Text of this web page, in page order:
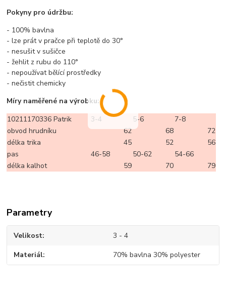
Pokyny pro údržbu:
- 100% bavlna
- lze prát v pračce při teplotě do 30°
- nesušit v sušičce
- žehlit z rubu do 110°
- nepoužívat bělící prostředky
- nečistit chemicky
Míry naměřené na výrobku:
10211170336 Patrik
3-4 5-6
7-8
obvod hrudníku
62 68
72
délka trika
45 52
56
pas
46-58 50-62
54-66
délka kalhot
59 70 79
Parametry
Velikost 3 - 4
Materiál 70% bavlna 30% polyester